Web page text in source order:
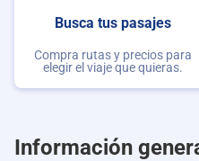
Busca tus pasajes
Compra rutas y precios para
elegir el viaje que quieras.
Información